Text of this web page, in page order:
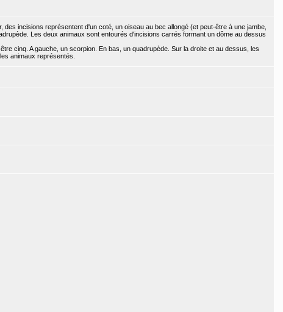
des incisions représentent d'un coté, un oiseau au bec allongé (et peut-être à une jambe,
Les deux animaux sont entourés d'incisions carrés formant un dôme au dessus
cinq. A gauche, un scorpion. En bas, un quadrupède. Sur la droite et au dessus, les
animaux représentés.